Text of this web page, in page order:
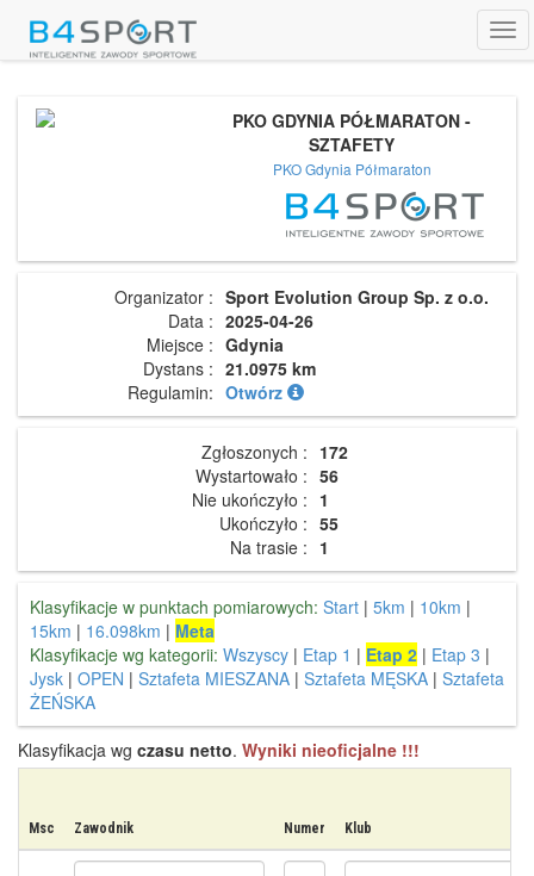
PKO GDYNIA PÓŁMARATON -
SZTAFETY
PKO Gdynia Półmaraton
Organizator : Sport Evolution Group Sp. z o.o.
Data : 2025-04-26
Miejsce : Gdynia
Dystans : 21.0975 km
Regulamin: Otwórz
Zgłoszonych : 172
Wystartowało : 56
Nie ukończyło : 1
Ukończyło : 55
Na trasie : 1
Klasyfikacje w punktach pomiarowych: Start | 5km | 10km |
15km | 16.098km | Meta
Klasyfikacje wg kategorii: Wszyscy | Etap 1 | Etap 2 | Etap 3 |
Jysk | OPEN | Sztafeta MIESZANA | Sztafeta MĘSKA | Sztafeta
ŻEŃSKA
Klasyfikacja wg czasu netto. Wyniki nieoficjalne !!!
Msc Zawodnik Numer Klub